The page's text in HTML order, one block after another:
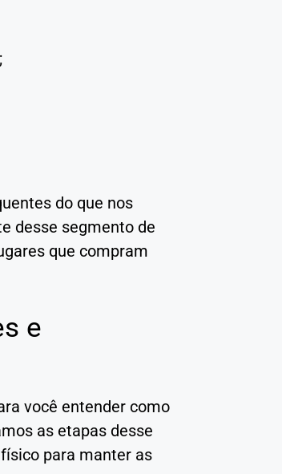
do que nos
desse segmento de
que compram
e
você entender como
as etapas desse
para manter as